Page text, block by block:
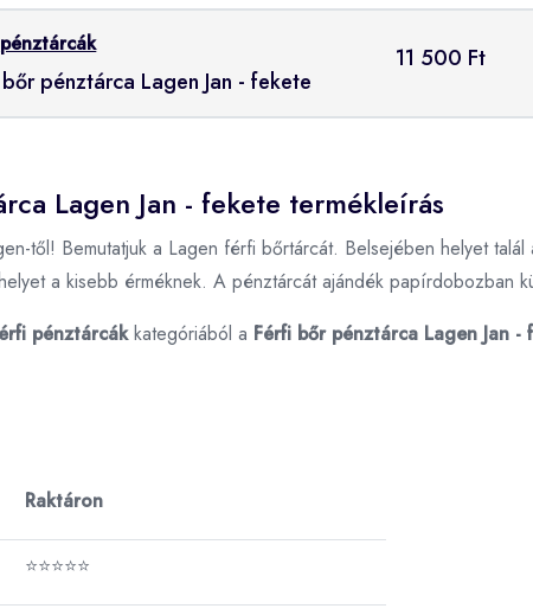
pénztárca Lagen Jan - fekete
11 500 Ft
Lagen Jan - fekete termékleírás
től! Bemutatjuk a Lagen férfi bőrtárcát. Belsejében helyet
a kisebb érméknek. A pénztárcát ajándék papírdobozban
pénztárcákkategóriából a Férfi bőr pénztárca Lagen Jan -
Raktáron
⭐⭐⭐⭐⭐